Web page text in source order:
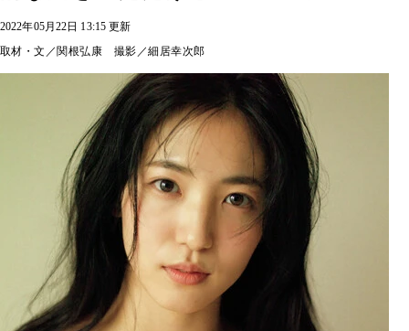
2022年05月22日 13:15 更新
取材・文／関根弘康 撮影／細居幸次郎